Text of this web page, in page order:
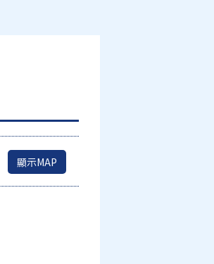
顯示MAP